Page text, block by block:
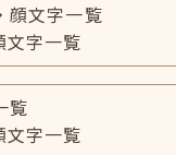
顔文字一覧
文字一覧
覧
文字一覧